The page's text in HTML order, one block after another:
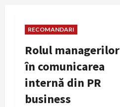
RECOMANDARI
Rolul managerilor
în comunicarea
internă din PR
business